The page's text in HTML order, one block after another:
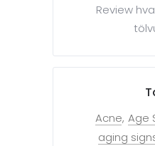
Review
Acne Age
aging